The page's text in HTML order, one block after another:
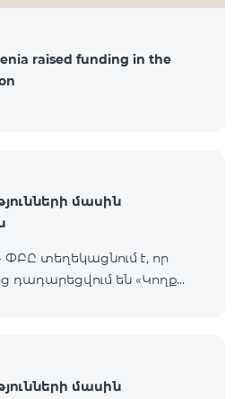
raised funding in the
մասին
ՓԲԸ տեղեկացնում է, որ
դադարեցվում են «Կողք
Ինչպես նաև
համարներ»
մասին